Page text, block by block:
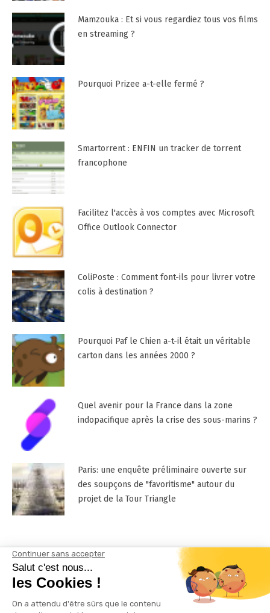
Mamzouka : Et si vous regardiez tous vos films
en streaming ?
Pourquoi Prizee a-t-elle fermé ?
Smartorrent : ENFIN un tracker de torrent
francophone
Facilitez l'accès à vos comptes avec Microsoft
Office Outlook Connector
ColiPoste : Comment font-ils pour livrer votre
colis à destination ?
Pourquoi Paf le Chien a-t-il était un véritable
carton dans les années 2000 ?
Quel avenir pour la France dans la zone
indopacifique après la crise des sous-marins ?
Paris: une enquête préliminaire ouverte sur
des soupçons de "favoritisme" autour du
projet de la Tour Triangle
Mentions Légales